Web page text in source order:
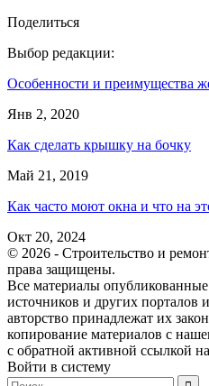
Поделиться
Выбор редакции:
Особенности и преимущества
Янв 2, 2020
Как сделать крышку на бочку
Май 21, 2019
Как часто моют окна и что на
Окт 20, 2024
© 2026 - Строительство и
права защищены.
Все материалы
источников и других порталов
авторство принадлежат их
копирование материалов с
с обратной активной ссылкой
Войти в систему